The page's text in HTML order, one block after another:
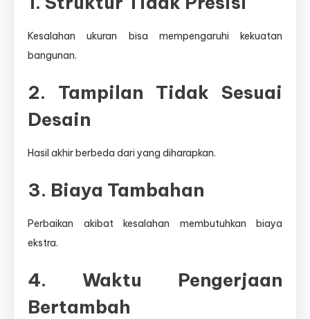
Kesalahan ukuran bisa mempengaruhi kekuatan
bangunan.
2. Tampilan Tidak Sesuai
Desain
Hasil akhir berbeda dari yang diharapkan.
3. Biaya Tambahan
Perbaikan akibat kesalahan membutuhkan biaya
ekstra.
4. Waktu Pengerjaan
Bertambah